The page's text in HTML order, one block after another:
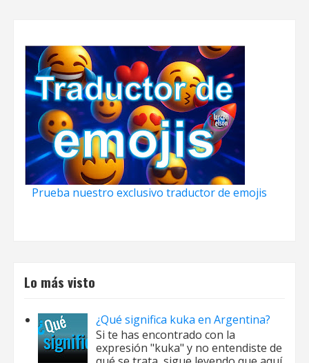
Prueba nuestro exclusivo traductor de emojis
Lo más visto
¿Qué significa kuka en Argentina?
Si te has encontrado con la
expresión "kuka" y no entendiste de